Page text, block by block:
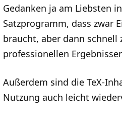
Gedanken ja am Liebsten
Satzprogramm, dass zwar
braucht, aber dann schnell
professionellen
Außerdem sind die TeX-
Nutzung auch leicht